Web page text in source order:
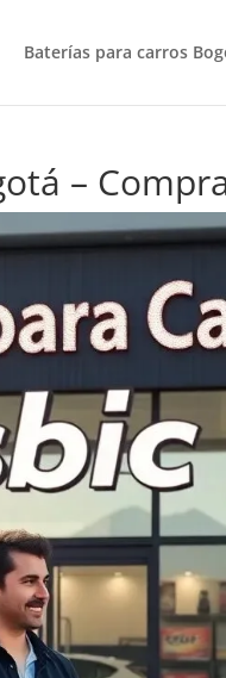
Baterías para carros
–